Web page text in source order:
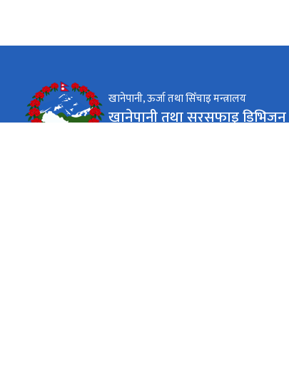
खानेपानी, ऊर्जा तथा सिँचाइ मन्त्रालय
खानेपानी तथा सरसफाइ डिभिजन